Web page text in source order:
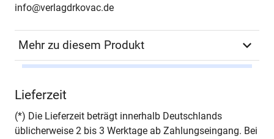
info@verlagdrkovac.de
Mehr zu diesem Produkt
Seiten
Lieferzeit
(*) Die Lieferzeit beträgt innerhalb Deutschlands
üblicherweise 2 bis 3 Werktage ab Zahlungseingang. Bei